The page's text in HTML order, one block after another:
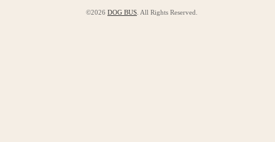
©2026 DOG BUS . All Rights Reserved.